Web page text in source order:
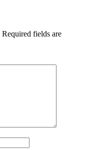
Required fields are